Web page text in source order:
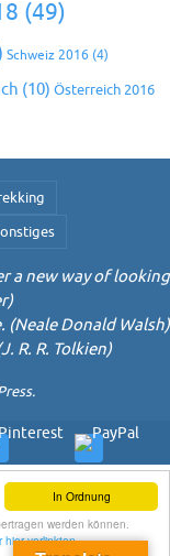
In Ordnung
werden können.
hier verlinkten
(49)
Schweiz 2016 (4)
(10) Österreich 2016
a new way of looking
Donald Walsh)
R. R. Tolkien)